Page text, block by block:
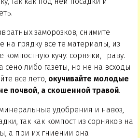
заморозков, снимите
на грядку все те материалы, из
компостную кучу: сорняки, траву.
сено либо газеты, но не на всходы
все лето, окучивайте молодые
почвой, а скошенной травой.
удобрения и навоз,
так как компост из сорняков на
а при их гниении она